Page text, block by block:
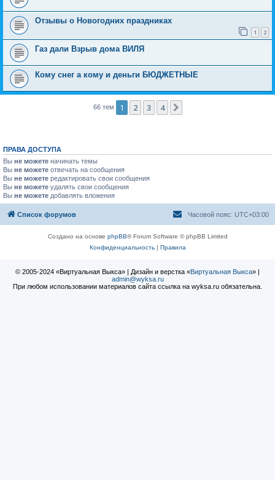
Отзывы о Новогодних праздниках
1 2
Газ дали Взрыв дома ВИЛЯ
Кому снег а кому и деньги БЮДЖЕТНЫЕ
66 тем 1 2 3 4
ПРАВА ДОСТУПА
Вы не можете начинать темы
Вы не можете отвечать на сообщения
Вы не можете редактировать свои сообщения
Вы не можете удалять свои сообщения
Вы не можете добавлять вложения
Список форумов Часовой пояс: UTC+03:00
Создано на основе phpBB® Forum Software © phpBB Limited
Конфиденциальность| Правила
© 2005-2024 «Виртуальная Выкса» | Дизайн и верстка «Виртуальная Выкса» |
admin@wyksa.ru
При любом использовании материалов сайта ссылка на wyksa.ru обязательна.